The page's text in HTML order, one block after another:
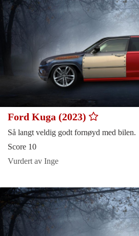
Ford Kuga (2023)
Så langt veldig godt fornøyd med bilen.
Score 10
Vurdert av Inge